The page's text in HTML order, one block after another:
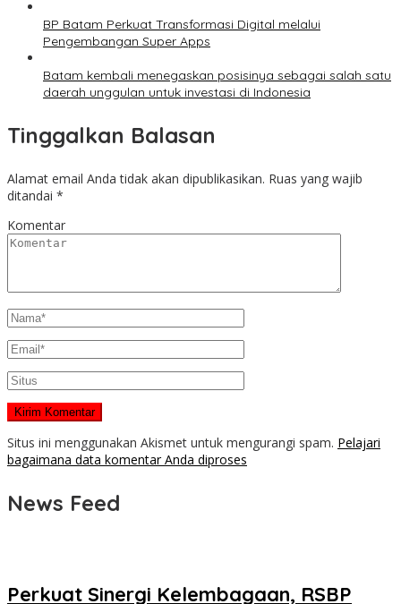
BP Batam Perkuat Transformasi Digital melalui
Pengembangan Super Apps
Batam kembali menegaskan posisinya sebagai salah satu
daerah unggulan untuk investasi di Indonesia
Tinggalkan Balasan
Alamat email Anda tidak akan dipublikasikan. Ruas yang wajib
ditandai *
Komentar
Situs ini menggunakan Akismet untuk mengurangi spam. Pelajari
bagaimana data komentar Anda diproses
News Feed
Perkuat Sinergi Kelembagaan, RSBP